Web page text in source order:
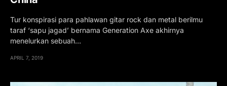
Tur konspirasi para pahlawan gitar rock dan metal berilmu
taraf ‘sapu jagad’ bernama Generation Axe akhirnya
menelurkan sebuah…
APRIL 7, 2019